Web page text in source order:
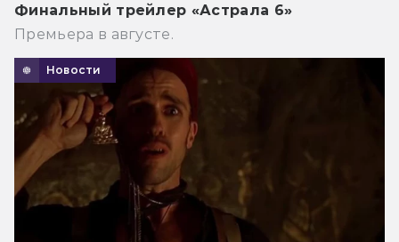
Финальный трейлер «Астрала 6»
Премьера в августе.
Новости